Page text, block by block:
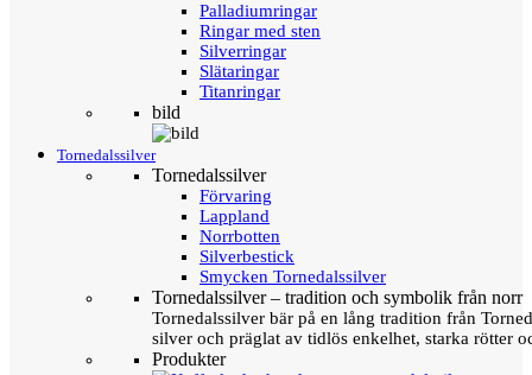
Palladiumringar
Ringar med sten
Silverringar
Slätaringar
Titanringar
bild
Tornedalssilver
Tornedalssilver
Förvaring
Lappland
Norrbotten
Silverbestick
Smycken Tornedalssilver
Tornedalssilver – tradition och symbolik från norr
Tornedalssilver bär på en lång tradition från
silver och präglat av tidlös enkelhet, starka rötter
Produkter